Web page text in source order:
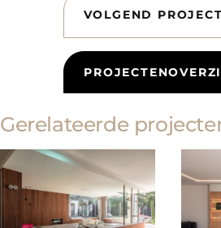
VOLGEND PROJECT
Gerelateerde